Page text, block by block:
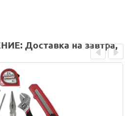
Доставка на завтра,
Prev Next